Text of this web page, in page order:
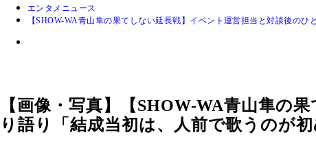
エンタメニュース
【SHOW-WA青山隼の果てしない延長戦】イベント運営担当と対談後の
【画像・写真】【SHOW-WA青山隼の
り語り「結成当初は、人前で歌うのが